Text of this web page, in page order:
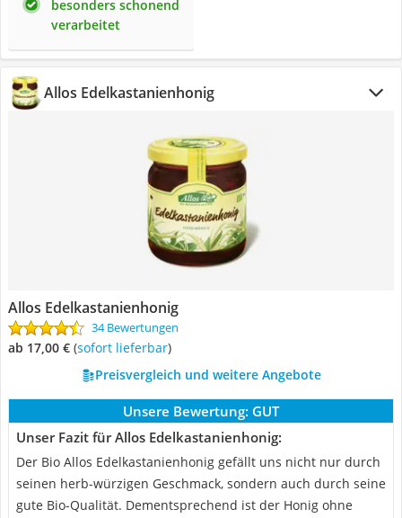
besonders schonend
verarbeitet
Allos Edelkastanienhonig
Allos Edelkastanienhonig
34 Bewertungen
ab 17,00 € ( Sofort lieferbar)
Preisvergleich und weitere Angebote
Unsere Bewertung: GUT
Unser Fazit für Allos Edelkastanienhonig:
Der Bio Allos Edelkastanienhonig gefällt uns nicht nur durch
seinen herb-würzigen Geschmack, sondern auch durch seine
gute Bio-Qualität. Dementsprechend ist der Honig ohne